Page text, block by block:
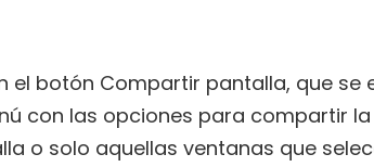
el botón Compartir pantalla, que se
con las opciones para compartir
o solo aquellas ventanas que